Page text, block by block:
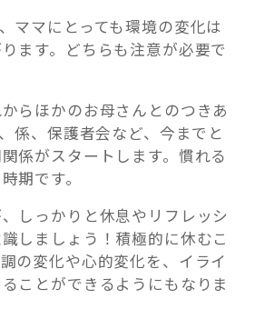
ママにとっても環境の変化は
ます。どちらも注意が必要で
らほかのお母さんとのつきあ
係、保護者会など、今までと
係がスタートします。慣れる
期です。
しっかりと休息やリフレッシ
しましょう！積極的に休むこ
の変化や心的変化を、イライ
ことができるようにもなりま